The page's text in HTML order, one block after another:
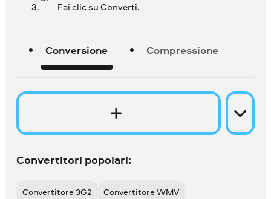
Fai clic su Converti.
Conversione Compressione
Convertitori popolari:
Convertitore 3G2 Convertitore WMV